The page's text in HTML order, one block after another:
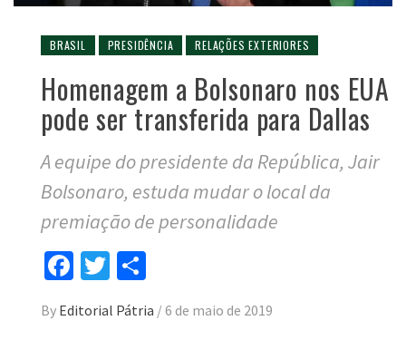
BRASIL PRESIDÊNCIA RELAÇÕES EXTERIORES
Homenagem a Bolsonaro nos EUA
pode ser transferida para Dallas
A equipe do presidente da República, Jair
Bolsonaro, estuda mudar o local da
premiação de personalidade
Facebook
Twitter
By Editorial Pátria /6 de maio de 2019